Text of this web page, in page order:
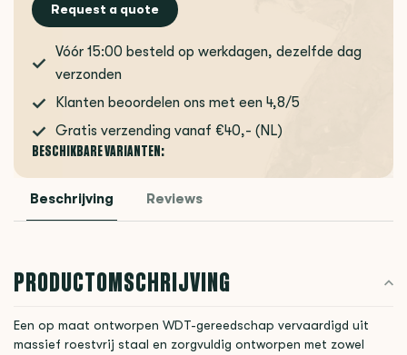
Request a quote
Vóór 15:00 besteld op werkdagen, dezelfde dag
verzonden
Klanten beoordelen ons met een 4,8/5
Gratis verzending vanaf €40,- (NL)
BESCHIKBARE VARIANTEN:
Beschrijving Reviews
PRODUCTOMSCHRIJVING
Een op maat ontworpen WDT-gereedschap vervaardigd uit
massief roestvrij staal en zorgvuldig ontworpen met zowel